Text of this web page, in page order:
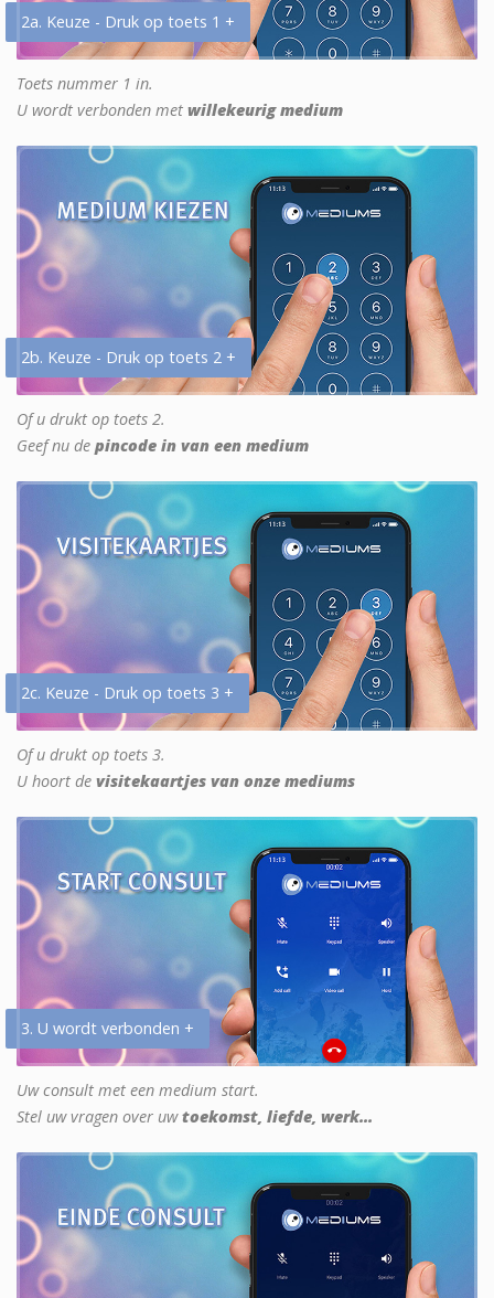
2a. Keuze - Druk op toets 1 +
Toets nummer 1 in.
U wordt verbonden met willekeurig medium
2b. Keuze - Druk op toets 2 +
Of u drukt op toets 2.
Geef nu de pincode in van een medium
2c. Keuze - Druk op toets 3 +
Of u drukt op toets 3.
U hoort de visitekaartjes van onze mediums
3. U wordt verbonden +
Uw consult met een medium start.
Stel uw vragen over uwtoekomst, liefde, werk...